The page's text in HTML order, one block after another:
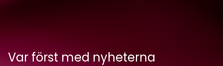
Var först med nyheterna